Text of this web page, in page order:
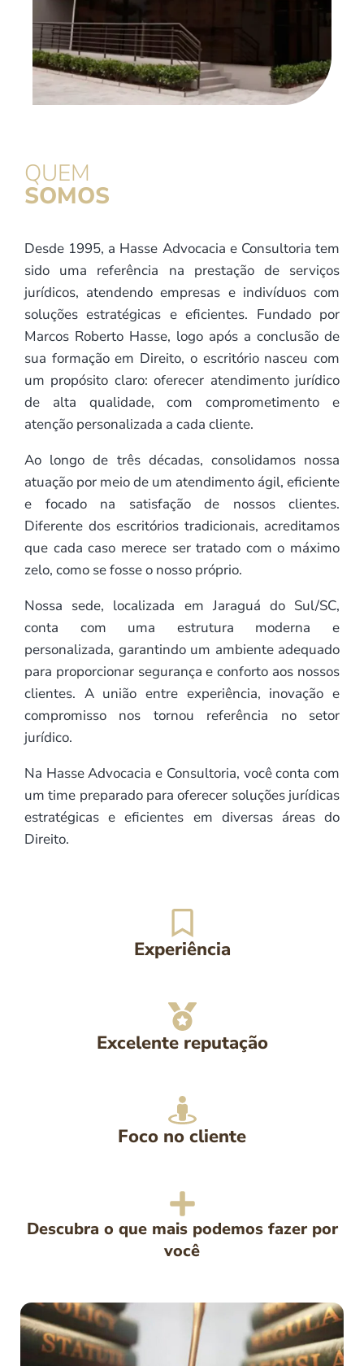
QUEM
SOMOS
Desde 1995, a Hasse Advocacia e Consultoria tem
sido uma referência na prestação de serviços
jurídicos, atendendo empresas e indivíduos com
soluções estratégicas e eficientes. Fundado por
Marcos Roberto Hasse, logo após a conclusão de
sua formação em Direito, o escritório nasceu com
um propósito claro: oferecer atendimento jurídico
de alta qualidade, com comprometimento e
atenção personalizada a cada cliente.
Ao longo de três décadas, consolidamos nossa
atuação por meio de um atendimento ágil, eficiente
e focado na satisfação de nossos clientes.
Diferente dos escritórios tradicionais, acreditamos
que cada caso merece ser tratado com o máximo
zelo, como se fosse o nosso próprio.
Nossa sede, localizada em Jaraguá do Sul/SC,
conta com uma estrutura moderna e
personalizada, garantindo um ambiente adequado
para proporcionar segurança e conforto aos nossos
clientes. A união entre experiência, inovação e
compromisso nos tornou referência no setor
jurídico.
Na Hasse Advocacia e Consultoria, você conta com
um time preparado para oferecer soluções jurídicas
estratégicas e eficientes em diversas áreas do
Direito.
Experiência
Excelente reputação
Foco no cliente
Descubra o que mais podemos fazer por
você